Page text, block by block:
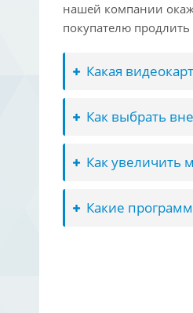
нашей компании
покупателю продлить
Какая
Как выбрать
Как увеличить
Какие